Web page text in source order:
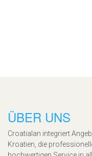
ÜBER UNS
Croatialan integriert
Kroatien, die